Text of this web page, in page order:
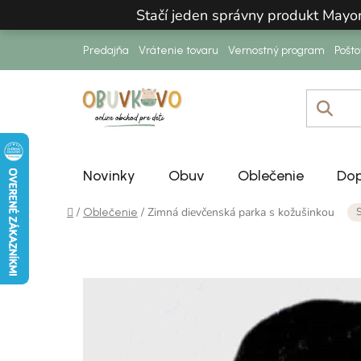
Stačí jeden správny produkt
Predajňa Vrátenie tovaru Vernostný program
Novinky Obuv Oblečenie
Domov
/ Oblečenie / Zimná dievčenská parka s kožušinkou